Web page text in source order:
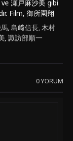
ve 瀬戸麻沙美 gibi
Film, 御所園翔
」×「死滅回游
戦" serisinin
hikaye,
genç bir grup
derin
sahneleri
劇場版 呪術廻
yaşatırken
,島﨑信長,木村
,諏訪部順一
0 YORUM